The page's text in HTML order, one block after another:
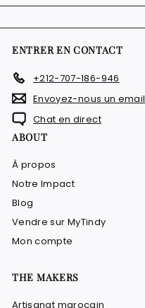
notre
ENTRER EN CONTACT
+212-707-186-946
Envoyez-nous un email
Chat en direct
ABOUT
À propos
Notre Impact
Blog
Vendre sur MyTindy
Mon compte
THE MAKERS
Artisanat marocain